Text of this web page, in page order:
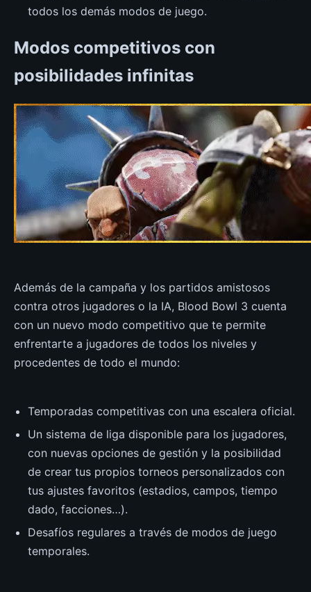
todos los demás modos de juego.
Modos competitivos con
posibilidades infinitas
Además de la campaña y los partidos amistosos
contra otros jugadores o la IA, Blood Bowl 3 cuenta
con un nuevo modo competitivo que te permite
enfrentarte a jugadores de todos los niveles y
procedentes de todo el mundo:
Temporadas competitivas con una escalera oficial.
Un sistema de liga disponible para los jugadores,
con nuevas opciones de gestión y la posibilidad
de crear tus propios torneos personalizados con
tus ajustes favoritos (estadios, campos, tiempo
dado, facciones…).
Desafíos regulares a través de modos de juego
temporales.